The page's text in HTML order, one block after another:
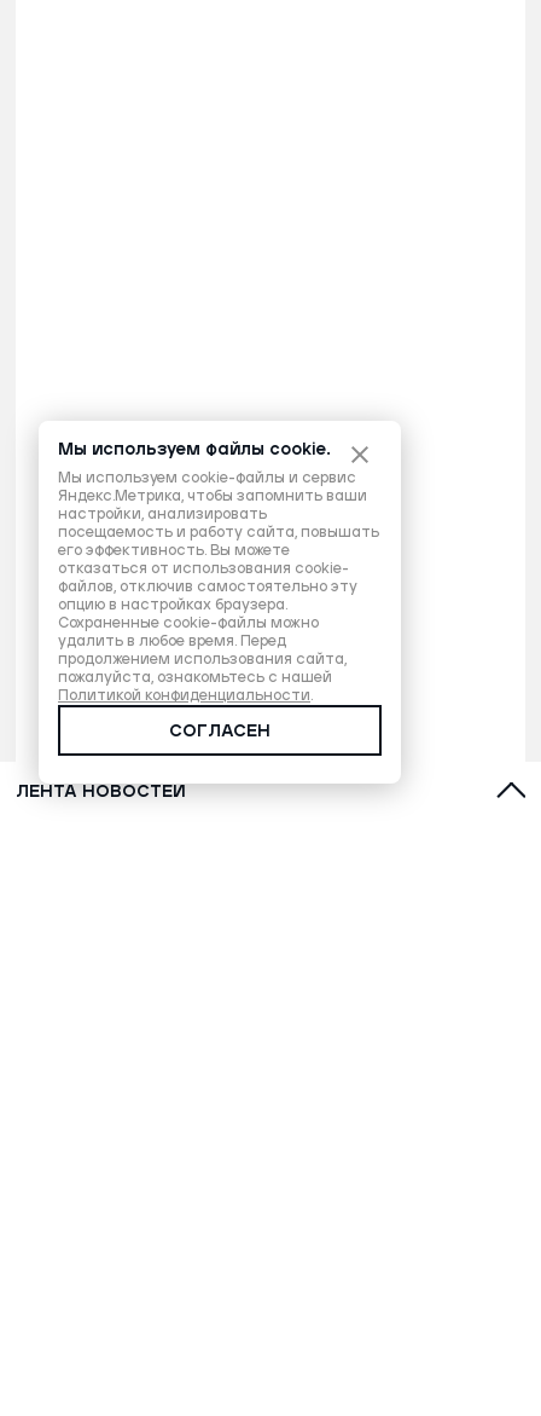
ЛЕНТА НОВОСТЕЙ
Мы используем файлы cookie.
Мы используем cookie-файлы и сервис
Яндекс.Метрика, чтобы запомнить ваши
настройки, анализировать
посещаемость и работу сайта, повышать
его эффективность. Вы можете
отказаться от использования cookie-
файлов, отключив самостоятельно эту
опцию в настройках браузера.
Сохраненные cookie-файлы можно
удалить в любое время. Перед
продолжением использования сайта,
пожалуйста, ознакомьтесь с нашей
Политикой конфиденциальности.
СОГЛАСЕН